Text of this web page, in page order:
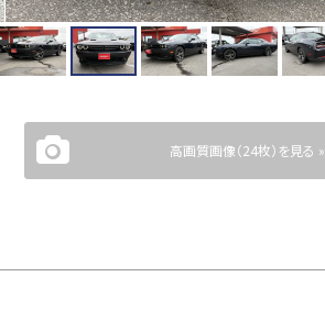
高画質画像（24枚）を見る »